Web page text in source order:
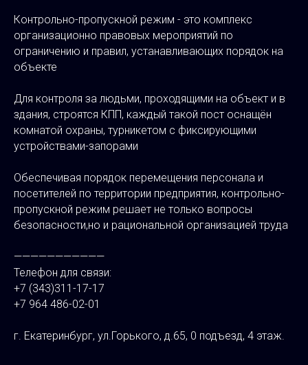
Контрольно-пропускной режим - это комплекс
организационно правовых мероприятий по
ограничению и правил, устанавливающих порядок на
объекте
Для контроля за людьми, проходящими на объект и в
здания, строятся КПП, каждый такой пост оснащён
комнатой охраны, турникетом с фиксирующими
устройствами-запорами
Обеспечивая порядок перемещения персонала и
посетителей по территории предприятия, контрольно-
пропускной режим решает не только вопросы
безопасности,но и рациональной организацией труда
———————————
Телефон для связи:
+7 (343)311-17-17
+7 964 486-02-01
г. Екатеринбург, ул.Горького, д.65, 0 подъезд, 4 этаж.